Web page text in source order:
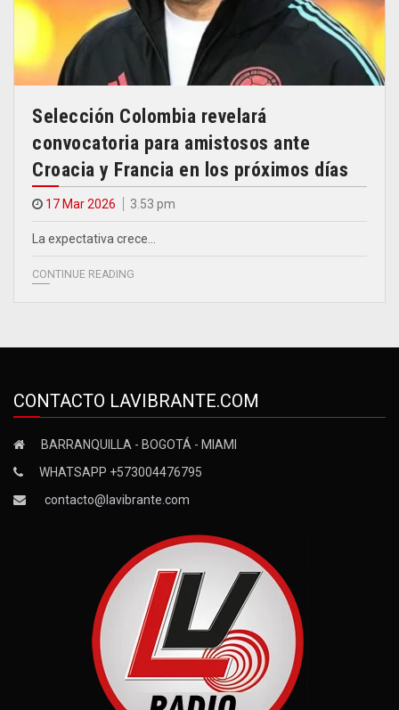
Selección Colombia revelará
convocatoria para amistosos ante
Croacia y Francia en los próximos días
17 Mar 2026 3.53 pm
La expectativa crece…
CONTINUE READING
CONTACTO LAVIBRANTE.COM
BARRANQUILLA - BOGOTÁ - MIAMI
WHATSAPP +573004476795
contacto@lavibrante.com